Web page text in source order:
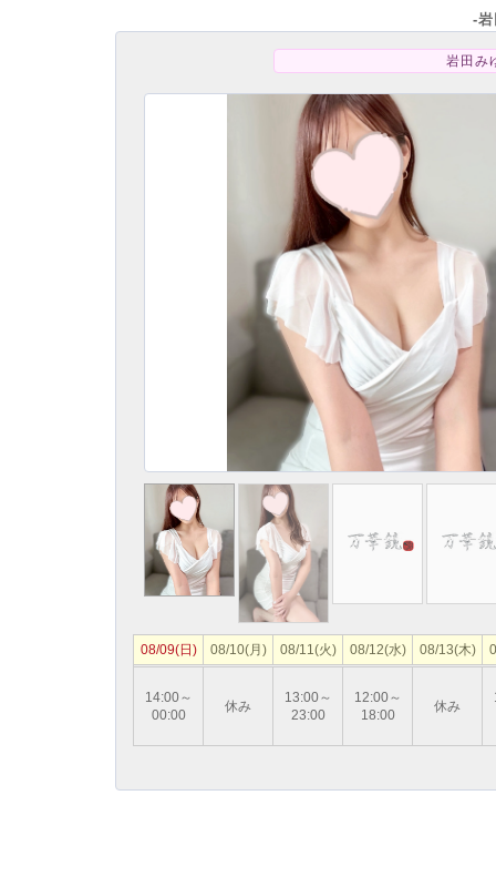
-
岩田み
08/09(日) 08/10(月) 08/11(火) 08/12(水) 08/13(木)
14:00～
00:00
休み
13:00～
23:00
12:00～
18:00
休み